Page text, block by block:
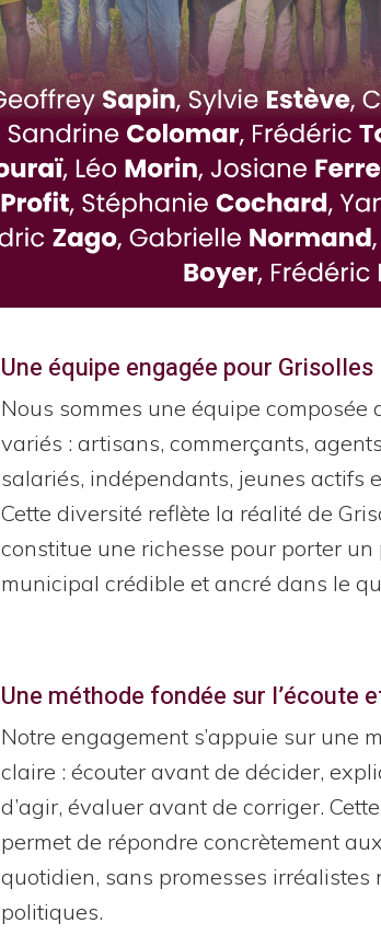
Une équipe engagée pour Grisolles
Nous sommes une équipe composée
variés : artisans, commerçants,
salariés, indépendants, jeunes actifs
Cette diversité reflète la réalité de
constitue une richesse pour porter un
municipal crédible et ancré dans le
Une méthode fondée sur l’écoute
Notre engagement s’appuie sur une
claire : écouter avant de décider,
d’agir, évaluer avant de corriger.
permet de répondre concrètement
quotidien, sans promesses irréalistes
politiques.